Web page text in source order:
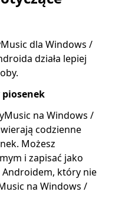
dla Windows /
działa lepiej
piosenek
na Windows /
codzienne
Możesz
i zapisać jako
który nie
na Windows /